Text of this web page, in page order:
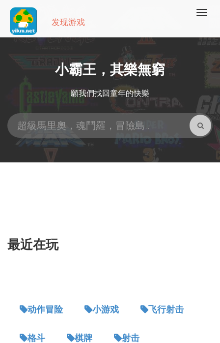
发现游戏
小霸王，其樂無窮
願我們找回童年的快樂
最近在玩
动作冒险 小游戏 飞行射击
格斗 棋牌 射击